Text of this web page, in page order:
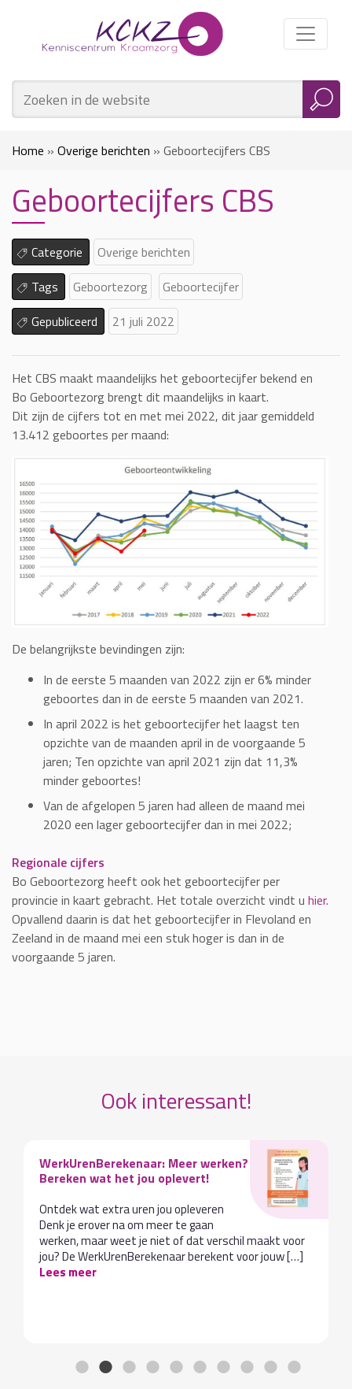
Home » Overige berichten » Geboortecijfers CBS
Geboortecijfers CBS
Categorie
Overige berichten
Tags
Geboortezorg
Geboortecijfer
Gepubliceerd
21 juli 2022
Het CBS maakt maandelijks het geboortecijfer bekend en
Bo Geboortezorg brengt dit maandelijks in kaart.
Dit zijn de cijfers tot en met mei 2022, dit jaar gemiddeld
13.412 geboortes per maand:
De belangrijkste bevindingen zijn:
In de eerste 5 maanden van 2022 zijn er 6% minder
geboortes dan in de eerste 5 maanden van 2021.
In april 2022 is het geboortecijfer het laagst ten
opzichte van de maanden april in de voorgaande 5
jaren; Ten opzichte van april 2021 zijn dat 11,3%
minder geboortes!
Van de afgelopen 5 jaren had alleen de maand mei
2020 een lager geboortecijfer dan in mei 2022;
Regionale cijfers
Bo Geboortezorg heeft ook het geboortecijfer per
provincie in kaart gebracht. Het totale overzicht vindt u hier.
Opvallend daarin is dat het geboortecijfer in Flevoland en
Zeeland in de maand mei een stuk hoger is dan in de
voorgaande 5 jaren.
Ook interessant!
WerkUrenBerekenaar: Meer werken?
Bereken wat het jou oplevert!
Ontdek wat extra uren jou opleveren
Denk je erover na om meer te gaan
werken, maar weet je niet of dat verschil maakt voor
jou? De WerkUrenBerekenaar berekent voor jouw […]
Lees meer